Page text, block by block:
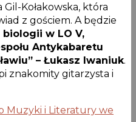
Kołakowska, która
z gościem. A będzie
w LO V,
Antykabaretu
– Łukasz Iwaniuk.
znakomity gitarzysta i
Muzyki i Literatury we